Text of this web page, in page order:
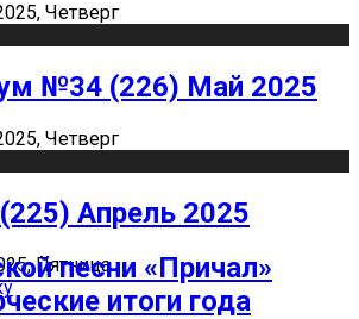
Четверг
№34 (226) Май 2025
Четверг
Апрель 2025
Пятница
песни «Причал»
итоги года